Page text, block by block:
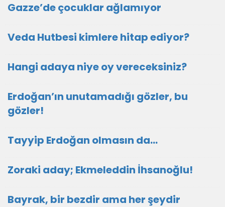
Gazze’de çocuklar ağlamıyor
Veda Hutbesi kimlere hitap ediyor?
Hangi adaya niye oy vereceksiniz?
Erdoğan’ın unutamadığı gözler, bu
gözler!
Tayyip Erdoğan olmasın da…
Zoraki aday; Ekmeleddin İhsanoğlu!
Bayrak, bir bezdir ama her şeydir